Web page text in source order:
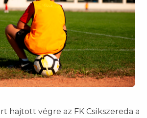
hajtott végre az FK Csíkszereda a